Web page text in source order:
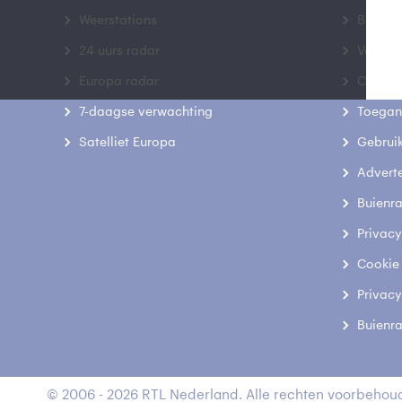
Weerstations
24 uurs radar
Europa radar
7-daagse verwachting
Satelliet Europa
Contact
© 2006 - 2026 RTL Nederland. Alle rechten